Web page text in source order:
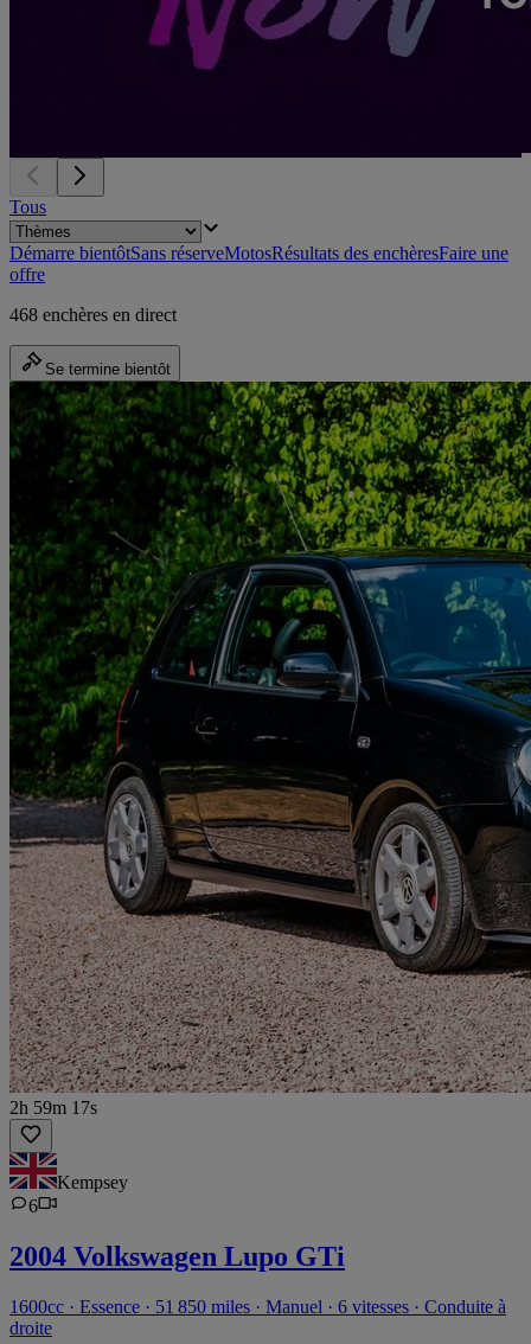
Tous
Démarre bientôtSans réserveMotosRésultats des enchèresFaire une
offre
468 enchères en direct
Se termine bientôt
2h 59m 17s
Kempsey
6
2004 Volkswagen Lupo GTi
1600cc · Essence · 51 850 miles · Manuel · 6 vitesses · Conduite à
droite